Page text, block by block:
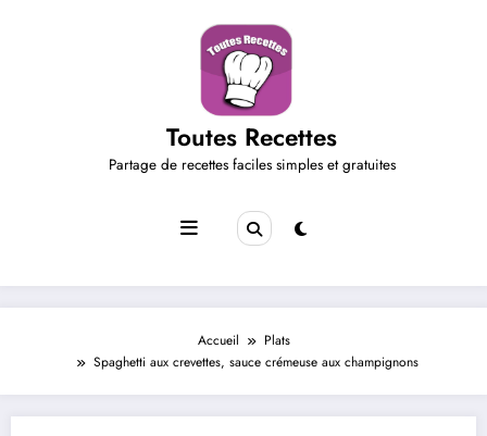
Toutes Recettes
Partage de recettes faciles simples et gratuites
Accueil
Plats
Spaghetti aux crevettes, sauce crémeuse aux champignons